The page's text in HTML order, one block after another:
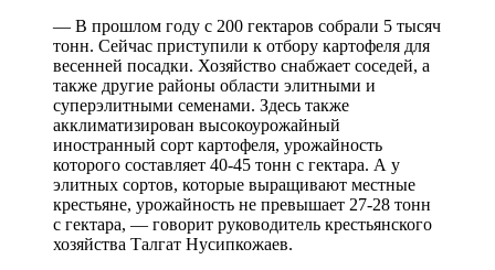
— В прошлом году с 200 гектаров собрали 5 тысяч
тонн. Сейчас приступили к отбору картофеля для
весенней посадки. Хозяйство снабжает соседей, а
также другие районы области элитными и
суперэлитными семенами. Здесь также
акклиматизирован высокоурожайный
иностранный сорт картофеля, урожайность
которого составляет 40-45 тонн с гектара. А у
элитных сортов, которые выращивают местные
крестьяне, урожайность не превышает 27-28 тонн
с гектара, — говорит руководитель крестьянского
хозяйства Талгат Нусипкожаев.